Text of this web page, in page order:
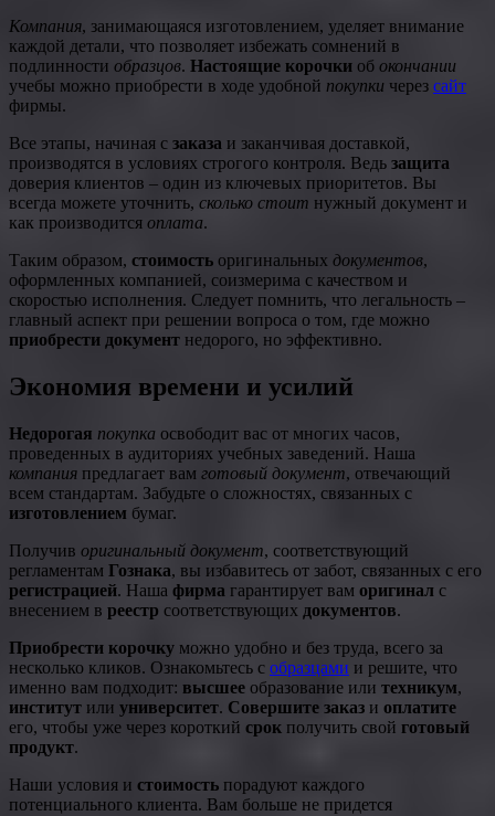
Компания, занимающаяся изготовлением, уделяет внимание
каждой детали, что позволяет избежать сомнений в
подлинности образцов. Настоящие корочки об окончании
учебы можно приобрести в ходе удобной покупки через сайт
фирмы.
Все этапы, начиная с заказа и заканчивая доставкой,
производятся в условиях строгого контроля. Ведь защита
доверия клиентов – один из ключевых приоритетов. Вы
всегда можете уточнить, сколько стоит нужный документ и
как производится оплата.
Таким образом, стоимость оригинальных документов,
оформленных компанией, соизмерима с качеством и
скоростью исполнения. Следует помнить, что легальность –
главный аспект при решении вопроса о том, где можно
приобрести документ недорого, но эффективно.
Экономия времени и усилий
Недорогая покупка освободит вас от многих часов,
проведенных в аудиториях учебных заведений. Наша
компания предлагает вам готовый документ, отвечающий
всем стандартам. Забудьте о сложностях, связанных с
изготовлением бумаг.
Получив оригинальный документ, соответствующий
регламентам Гознака, вы избавитесь от забот, связанных с его
регистрацией. Наша фирма гарантирует вам оригинал с
внесением в реестр соответствующих документов.
Приобрести корочку можно удобно и без труда, всего за
несколько кликов. Ознакомьтесь с образцами и решите, что
именно вам подходит: высшее образование или техникум,
институт или университет. Совершите заказ и оплатите
его, чтобы уже через короткий срок получить свой готовый
продукт.
Наши условия и стоимость порадуют каждого
потенциального клиента. Вам больше не придется